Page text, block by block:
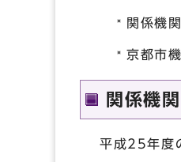
関係機
京都市
関係機
平成25年度